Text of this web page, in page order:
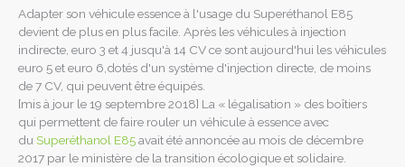
Adapter son véhicule essence à l'usage du Superéthanol E85
devient de plus en plus facile. Après les véhicules à injection
indirecte, euro 3 et 4 jusqu'à 14 CV ce sont aujourd'hui les véhicules
euro 5 et euro 6,dotés d'un système d'injection directe, de moins
de 7 CV, qui peuvent être équipés.
[mis à jour le 19 septembre 2018] La « légalisation » des boîtiers
qui permettent de faire rouler un véhicule à essence avec
du Superéthanol E85avait été annoncée au mois de décembre
2017 par le ministère de la transition écologique et solidaire.